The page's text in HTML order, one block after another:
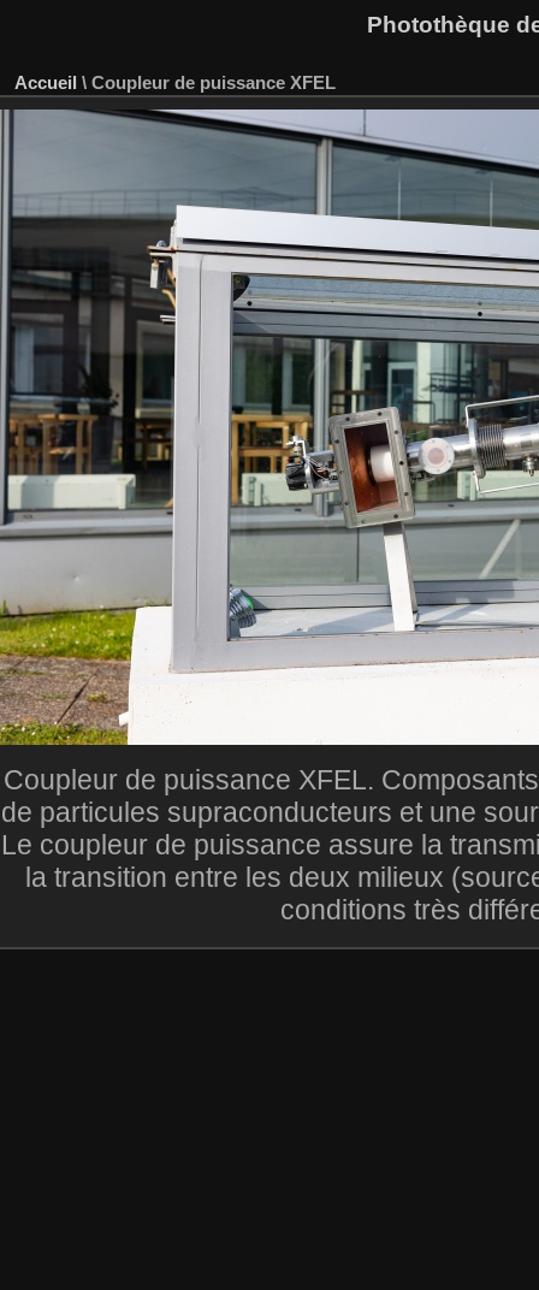
Photothèque
Accueil \ Coupleur de puissance XFEL
Coupleur de puissance XFEL.
de particules supraconducteurs et une
Le coupleur de puissance assure la
la transition entre les deux milieux
conditions très